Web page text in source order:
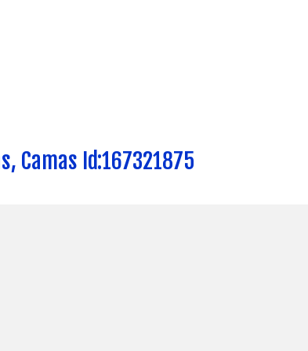
Camas Id:167321875